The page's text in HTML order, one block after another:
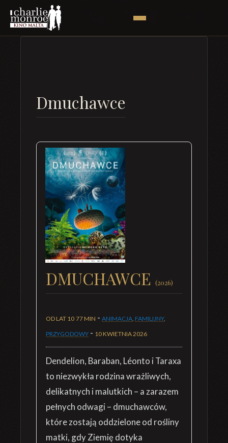
Dmuchawce
DMUCHAWCE (2026)
OD LAT 10 77 MIN - ANIMACJA, FAMILIJNY,
PRZYGODOWY - 10 KWIETNIA 2026
Dendelion, Baraban, Léonto i Taraxa
to niezwykła rodzina wrażliwych,
delikatnych i malutkich – a zarazem
pełnych odwagi – dmuchawców,
które zostają oddzielone od rośliny
matki, gdy Ziemię dotyka